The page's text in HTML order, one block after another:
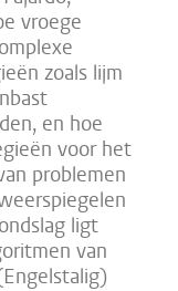
vroege
zoals lijm
en hoe
voor het
problemen
ligt
van